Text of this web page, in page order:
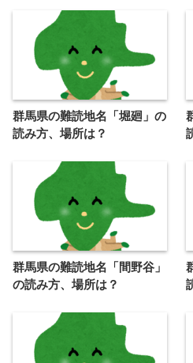
群馬県の難読地名「堀廻」の
読み方、場所は？
群馬県の難読地名「間野谷」
の読み方、場所は？